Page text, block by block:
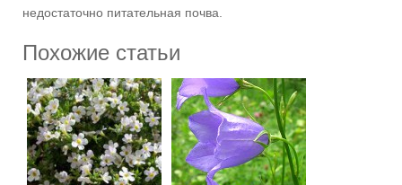
недостаточно питательная почва.
Похожие статьи